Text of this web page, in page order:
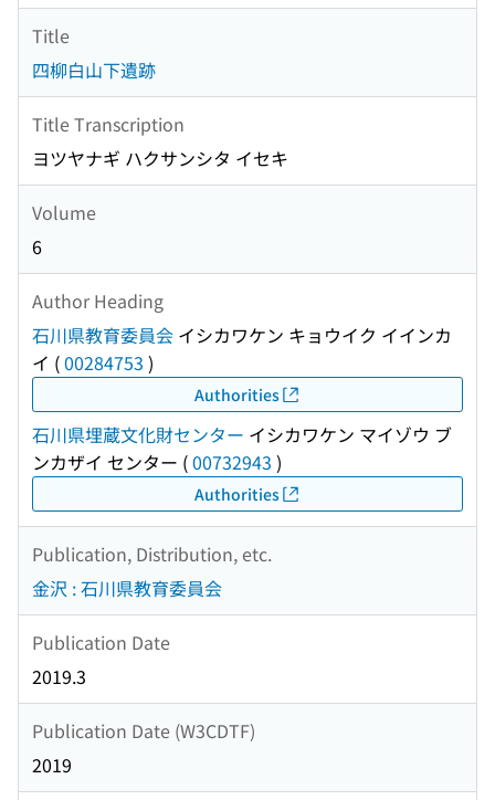
Title
四柳白山下遺跡
Title Transcription
ヨツヤナギ ハクサンシタ イセキ
Volume
6
Author Heading
石川県教育委員会 イシカワケン キョウイク イインカ
イ (00284753 )
Authorities
石川県埋蔵文化財センター イシカワケン マイゾウ ブ
ンカザイ センター (00732943 )
Authorities
Publication, Distribution, etc.
金沢 : 石川県教育委員会
Publication Date
2019.3
Publication Date (W3CDTF)
2019